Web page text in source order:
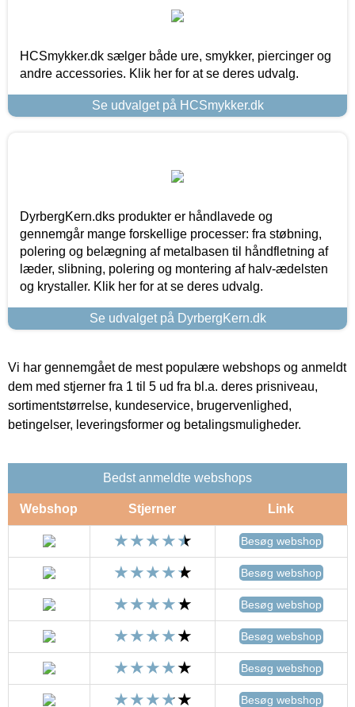
HCSmykker.dk sælger både ure, smykker, piercinger og
andre accessories. Klik her for at se deres udvalg.
Se udvalget på HCSmykker.dk
DyrbergKern.dks produkter er håndlavede og
gennemgår mange forskellige processer: fra støbning,
polering og belægning af metalbasen til håndfletning af
læder, slibning, polering og montering af halv-ædelsten
og krystaller. Klik her for at se deres udvalg.
Se udvalget på DyrbergKern.dk
Vi har gennemgået de mest populære webshops og anmeldt
dem med stjerner fra 1 til 5 ud fra bl.a. deres prisniveau,
sortimentstørrelse, kundeservice, brugervenlighed,
betingelser, leveringsformer og betalingsmuligheder.
Bedst anmeldte webshops
Webshop Stjerner Link
Besøg webshop
Besøg webshop
Besøg webshop
Besøg webshop
Besøg webshop
Besøg webshop